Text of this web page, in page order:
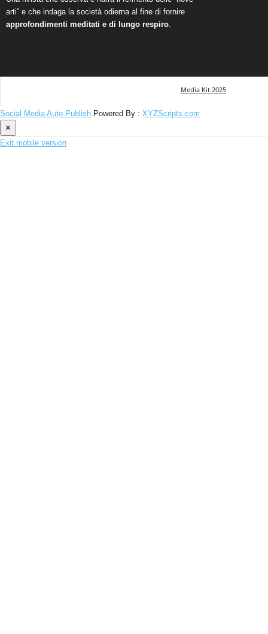
arti” e che indaga la società odierna al fine di fornire
approfondimenti meditati e di lungo respiro.
Media Kit 2025
Social Media Auto Publish Powered By : XYZScripts.com
✕
Exit mobile version